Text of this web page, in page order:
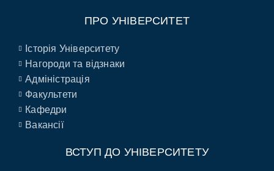
ПРО УНІВЕРСИТЕТ
Історія Університету
Нагороди та відзнаки
Адміністрація
Факультети
Кафедри
Вакансії
ВСТУП ДО УНІВЕРСИТЕТУ